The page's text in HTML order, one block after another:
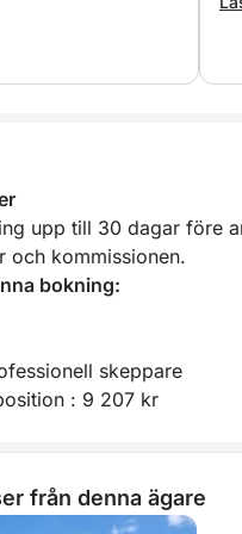
njut av lugnet och
ditt sätt och återvänd till
med en havsbris i håret
upp till 30 dagar före
och kommissionen.
bokning:
skeppare
: 9 207 kr
från denna ägare